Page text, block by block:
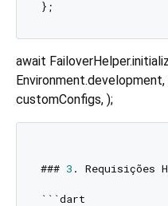
await
customConfigs, );
### 3 . Requisições